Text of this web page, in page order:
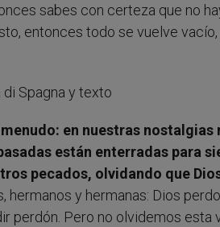
sabes con certeza que no
entonces todo se vuelve
en nuestras nostalgias
están enterradas para
pecados, olvidando que
hermanos y hermanas: Dios
perdón. Pero no olvidemos esta